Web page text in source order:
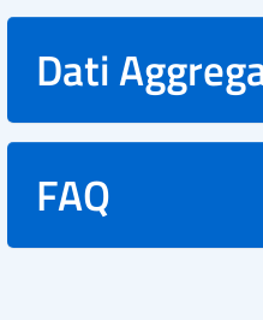
Dati
FAQ